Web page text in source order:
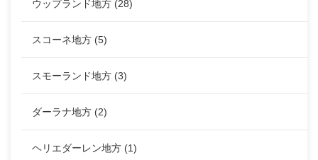
ウップランド地方 (28)
スコーネ地方 (5)
スモーランド地方 (3)
ダーラナ地方 (2)
ヘリエダーレン地方 (1)